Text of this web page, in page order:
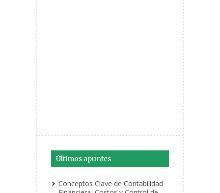
Últimos apuntes
Conceptos Clave de Contabilidad